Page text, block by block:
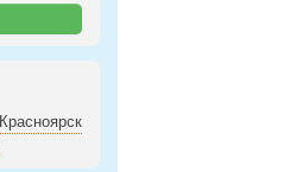
Красноярск